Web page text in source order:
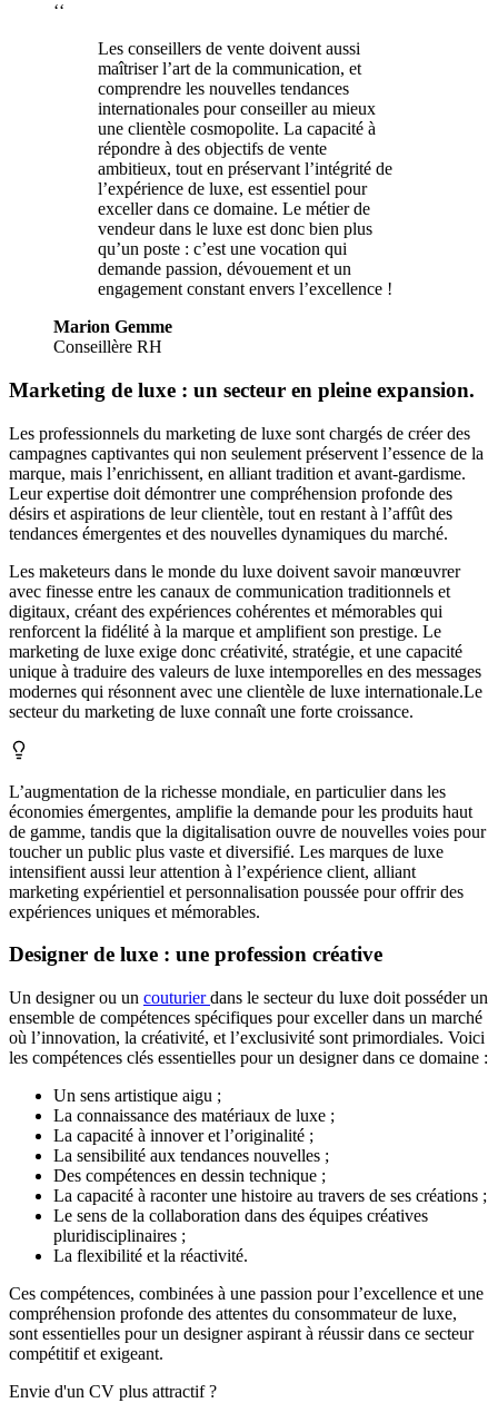
‘‘
Les conseillers de vente doivent aussi
maîtriser l’art de la communication, et
comprendre les nouvelles tendances
internationales pour conseiller au mieux
une clientèle cosmopolite. La capacité à
répondre à des objectifs de vente
ambitieux, tout en préservant l’intégrité de
l’expérience de luxe, est essentiel pour
exceller dans ce domaine. Le métier de
vendeur dans le luxe est donc bien plus
qu’un poste : c’est une vocation qui
demande passion, dévouement et un
engagement constant envers l’excellence !
Marion Gemme
Conseillère RH
Marketing de luxe : un secteur en pleine expansion.
Les professionnels du marketing de luxe sont chargés de créer des
campagnes captivantes qui non seulement préservent l’essence de la
marque, mais l’enrichissent, en alliant tradition et avant-gardisme.
Leur expertise doit démontrer une compréhension profonde des
désirs et aspirations de leur clientèle, tout en restant à l’affût des
tendances émergentes et des nouvelles dynamiques du marché.
Les maketeurs dans le monde du luxe doivent savoir manœuvrer
avec finesse entre les canaux de communication traditionnels et
digitaux, créant des expériences cohérentes et mémorables qui
renforcent la fidélité à la marque et amplifient son prestige. Le
marketing de luxe exige donc créativité, stratégie, et une capacité
unique à traduire des valeurs de luxe intemporelles en des messages
modernes qui résonnent avec une clientèle de luxe internationale.Le
secteur du marketing de luxe connaît une forte croissance.
L’augmentation de la richesse mondiale, en particulier dans les
économies émergentes, amplifie la demande pour les produits haut
de gamme, tandis que la digitalisation ouvre de nouvelles voies pour
toucher un public plus vaste et diversifié. Les marques de luxe
intensifient aussi leur attention à l’expérience client, alliant
marketing expérientiel et personnalisation poussée pour offrir des
expériences uniques et mémorables.
Designer de luxe : une profession créative
Un designer ou un couturierdans le secteur du luxe doit posséder un
ensemble de compétences spécifiques pour exceller dans un marché
où l’innovation, la créativité, et l’exclusivité sont primordiales. Voici
les compétences clés essentielles pour un designer dans ce domaine :
Un sens artistique aigu ;
La connaissance des matériaux de luxe ;
La capacité à innover et l’originalité ;
La sensibilité aux tendances nouvelles ;
Des compétences en dessin technique ;
La capacité à raconter une histoire au travers de ses créations ;
Le sens de la collaboration dans des équipes créatives
pluridisciplinaires ;
La flexibilité et la réactivité.
Ces compétences, combinées à une passion pour l’excellence et une
compréhension profonde des attentes du consommateur de luxe,
sont essentielles pour un designer aspirant à réussir dans ce secteur
compétitif et exigeant.
Envie d'un CV plus attractif ?